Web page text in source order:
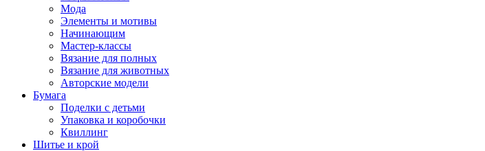
Мода
Элементы и мотивы
Начинающим
Мастер-классы
Вязание для полных
Вязание для животных
Авторские модели
Бумага
Поделки с детьми
Упаковка и коробочки
Квиллинг
Шитье и крой